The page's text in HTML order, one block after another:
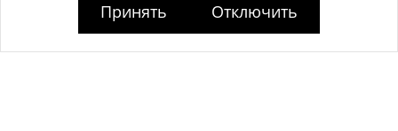
выданное Главным управлением юстиции Гродненского
Принять Отключить